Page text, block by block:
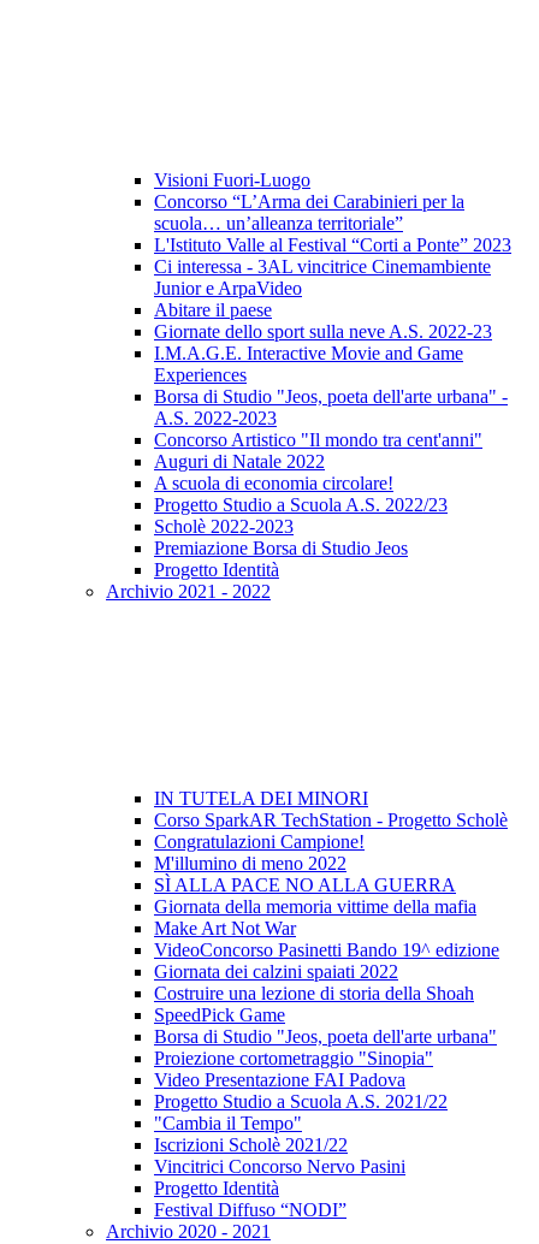
Visioni Fuori-Luogo
Concorso “L’Arma dei Carabinieri per la
scuola… un’alleanza territoriale”
L'Istituto Valle al Festival “Corti a Ponte” 2023
Ci interessa - 3AL vincitrice Cinemambiente
Junior e ArpaVideo
Abitare il paese
Giornate dello sport sulla neve A.S. 2022-23
I.M.A.G.E. Interactive Movie and Game
Experiences
Borsa di Studio "Jeos, poeta dell'arte urbana" -
A.S. 2022-2023
Concorso Artistico "Il mondo tra cent'anni"
Auguri di Natale 2022
A scuola di economia circolare!
Progetto Studio a Scuola A.S. 2022/23
Scholè 2022-2023
Premiazione Borsa di Studio Jeos
Progetto Identità
Archivio 2021 - 2022
IN TUTELA DEI MINORI
Corso SparkAR TechStation - Progetto Scholè
Congratulazioni Campione!
M'illumino di meno 2022
SÌ ALLA PACE NO ALLA GUERRA
Giornata della memoria vittime della mafia
Make Art Not War
VideoConcorso Pasinetti Bando 19^ edizione
Giornata dei calzini spaiati 2022
Costruire una lezione di storia della Shoah
SpeedPick Game
Borsa di Studio "Jeos, poeta dell'arte urbana"
Proiezione cortometraggio "Sinopia"
Video Presentazione FAI Padova
Progetto Studio a Scuola A.S. 2021/22
"Cambia il Tempo"
Iscrizioni Scholè 2021/22
Vincitrici Concorso Nervo Pasini
Progetto Identità
Festival Diffuso “NODI”
Archivio 2020 - 2021